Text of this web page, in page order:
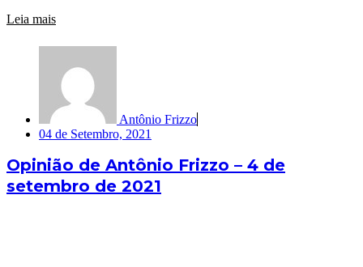
Leia mais
Antônio Frizzo
04 de Setembro, 2021
Opinião de Antônio Frizzo – 4 de
setembro de 2021